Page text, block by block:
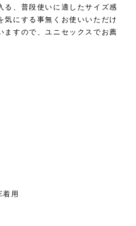
る、普段使いに適したサイズ感
気にする事無くお使いいただけ
ますので、ユニセックスでお薦
用